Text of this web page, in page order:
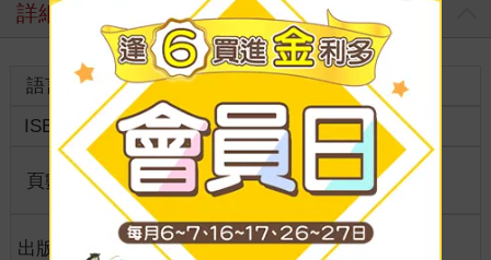
詳細資料
語言 中文繁體
紙本平裝
ISBN
9789865630676 分級 普通級
頁數 128
商品規
格
25開15*21cm
出版地 台灣
適讀年
全齡適讀